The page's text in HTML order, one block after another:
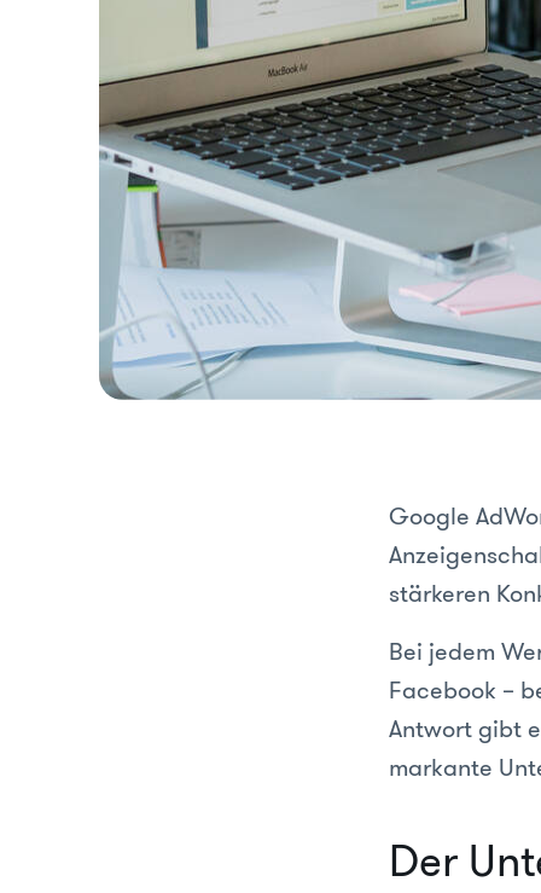
Google
stärkeren
Bei jedem
Facebook –
Antwort gibt
markante
Der